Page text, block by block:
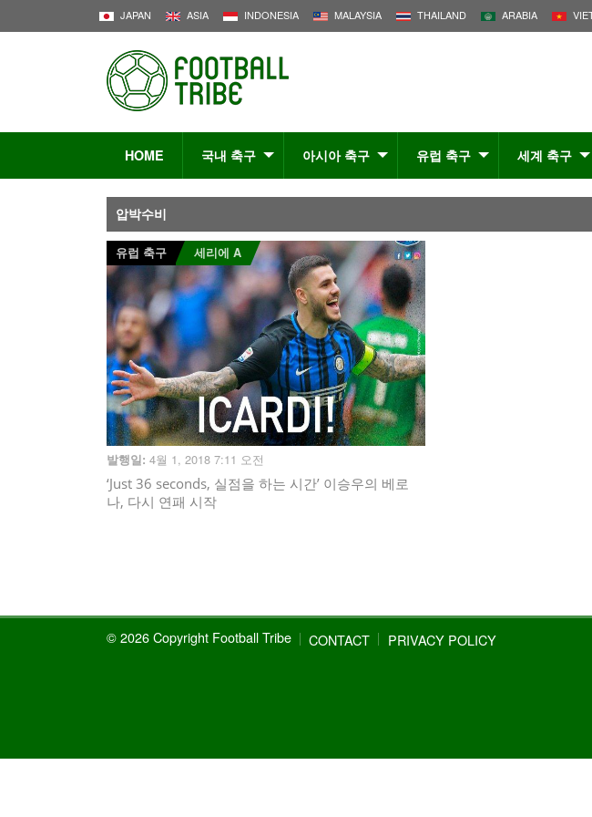
JAPAN ASIA INDONESIA MALAYSIA THAILAND ARABIA
HOME 국내 축구 아시아 축구 유럽 축구 세계 축구
압박수비
유럽 축구 세리에 A
발행일: 4월 1, 2018 7:11 오전
‘Just 36 seconds, 실점을 하는 시간’ 이승우의 베로
나, 다시 연패 시작
© 2026 Copyright Football Tribe CONTACT PRIVACY POLICY